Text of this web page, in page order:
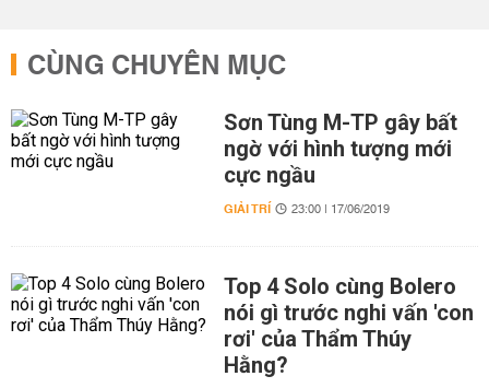
CÙNG CHUYÊN MỤC
Sơn Tùng M-TP gây bất
ngờ với hình tượng mới
cực ngầu
GIẢI TRÍ 23:00 | 17/06/2019
Top 4 Solo cùng Bolero
nói gì trước nghi vấn 'con
rơi' của Thẩm Thúy
Hằng?